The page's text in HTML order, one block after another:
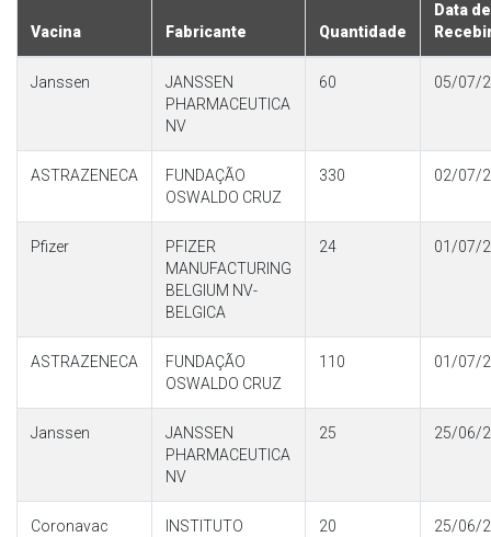
Vacina Fabricante Quantidade
Data de
Janssen
JANSSEN
PHARMACEUTICA
NV
60 05/07/
ASTRAZENECA
FUNDAÇÃO
OSWALDO CRUZ
330 02/07/
Pfizer
PFIZER
MANUFACTURING
BELGIUM NV-
BELGICA
24 01/07/
ASTRAZENECA
FUNDAÇÃO
OSWALDO CRUZ
110 01/07/
Janssen
JANSSEN
PHARMACEUTICA
NV
25 25/06/
Coronavac
INSTITUTO
20 25/06/